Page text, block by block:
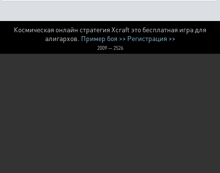
Космическая онлайн стратегия Xcraft это бесплатная игра для
алигархов. Пример боя >> Регистрация >>
2009 — 2526